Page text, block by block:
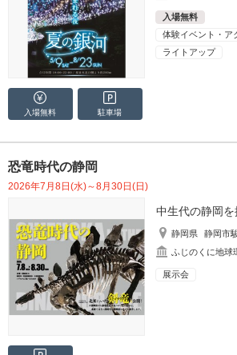
入場無料
体験イベント・ア
ライトアップ
入場無料 駐車場
恐竜時代の静岡
2026年7月8日(水)～8月30日(日)
中生代の静岡を
静岡県
静岡市
ふじのくに地球
展示会